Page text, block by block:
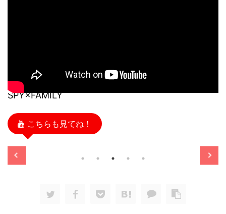
SPY×FAMILY
こちらも見てね！
11/13